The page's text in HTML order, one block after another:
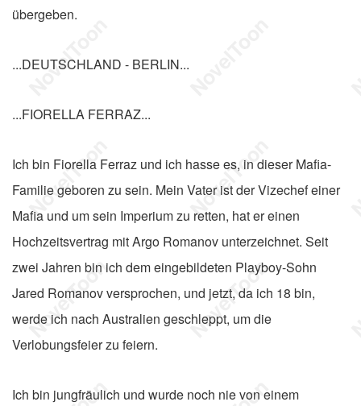
übergeben.
...DEUTSCHLAND - BERLIN...
...FIORELLA FERRAZ...
Ich bin Fiorella Ferraz und ich hasse es, in dieser Mafia-
Familie geboren zu sein. Mein Vater ist der Vizechef einer
Mafia und um sein Imperium zu retten, hat er einen
Hochzeitsvertrag mit Argo Romanov unterzeichnet. Seit
zwei Jahren bin ich dem eingebildeten Playboy-Sohn
Jared Romanov versprochen, und jetzt, da ich 18 bin,
werde ich nach Australien geschleppt, um die
Verlobungsfeier zu feiern.
Ich bin jungfräulich und wurde noch nie von einem